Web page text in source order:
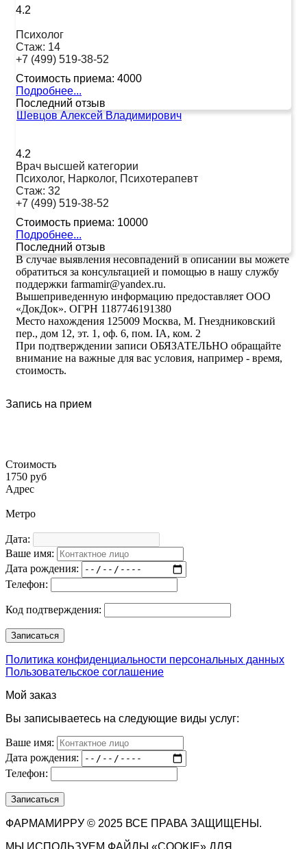
4.2
Психолог
Стаж: 14
+7 (499) 519-38-52
Стоимость приема: 4000
Подробнее...
Последний отзыв
Шевцов Алексей Владимирович
4.2
Врач высшей категории
Психолог, Нарколог, Психотерапевт
Стаж: 32
+7 (499) 519-38-52
Стоимость приема: 10000
Подробнее...
Последний отзыв
В случае выявления несовпадений в описании вы можете
обратиться за консультацией и помощью в нашу службу
поддержки farmamir@yandex.ru.
Вышеприведенную информацию предоставляет ООО
«ДокДок». ОГРН 1187746191380
Место нахождения 125009 Москва, М. Гнездниковский
пер., дом 12, эт. 1, оф. 6, пом. IA, ком. 2
При подтверждении записи ОБЯЗАТЕЛЬНО обращайте
внимание на важные для вас условия, например - время,
стоимость.
Запись на прием
Стоимость
1750 руб
Адрес
Метро
Дата:
Ваше имя:
Дата рождения:
Телефон:
Код подтверждения:
Политика конфиденциальности персональных данных
Пользовательское соглашение
Мой заказ
Вы записываетесь на следующие виды услуг:
Ваше имя:
Дата рождения:
Телефон:
ФАРМАМИРРУ © 2025 ВСЕ ПРАВА ЗАЩИЩЕНЫ.
МЫ ИСПОЛЬЗУЕМ ФАЙЛЫ «COOKIE» ДЛЯ